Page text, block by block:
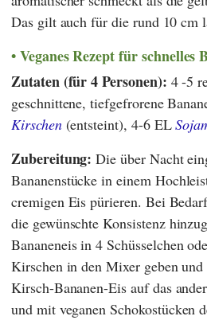
Das gilt auch für die rund 10 cm
Veganes Rezept für schnelles
Zutaten (für 4 Personen): 4 -5
geschnittene, tiefgefrorene
Kirschen(entsteint), 4-6 EL
Zubereitung: Die über Nacht
Bananenstücke in einem
cremigen Eis pürieren. Bei
die gewünschte Konsistenz
Bananeneis in 4 Schüsselchen
Kirschen in den Mixer geben
Kirsch-Bananen-Eis auf das
und mit veganen Schokostücken